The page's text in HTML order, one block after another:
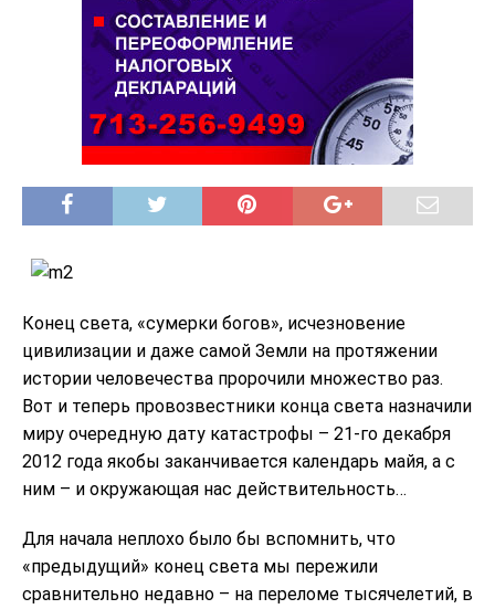
Конец света, «сумерки богов», исчезновение
цивилизации и даже самой Земли на протяжении
истории человечества пророчили множество раз.
Вот и теперь провозвестники конца света назначили
миру очередную дату катастрофы – 21-го декабря
2012 года якобы заканчивается календарь майя, а с
ним – и окружающая нас действительность…
Для начала неплохо было бы вспомнить, что
«предыдущий» конец света мы пережили
сравнительно недавно – на переломе тысячелетий, в